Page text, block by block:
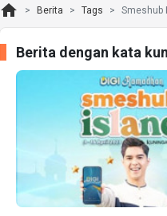
home Berita Tags Smeshub
Berita dengan kata